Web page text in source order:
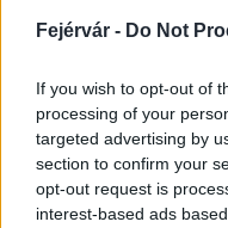
Fejérvár - Do Not
If you wish to opt-out of
processing of your
targeted advertising by
section to confirm your
opt-out request is
interest-based ads
szabályzatot!
LEGFRISSEBB